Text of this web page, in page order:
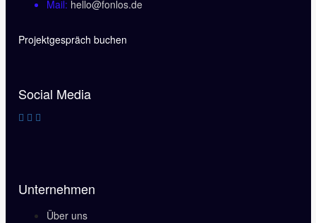
Mail: hello@fonlos.de
Projektgespräch buchen
Social Media
Unternehmen
Über uns